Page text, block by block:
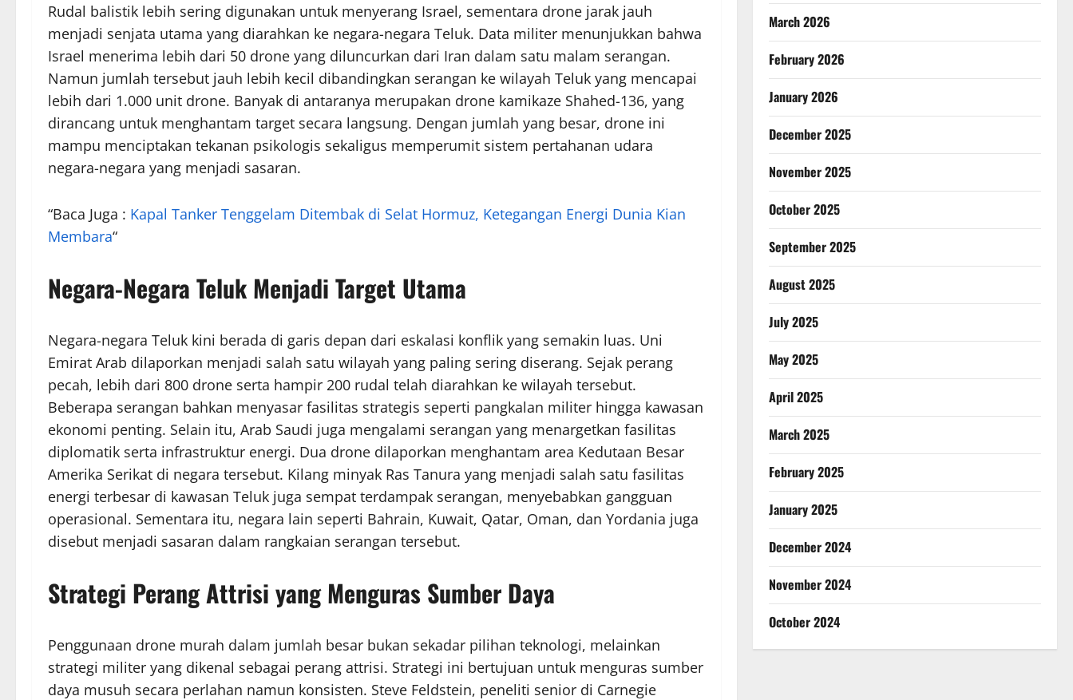
Rudal balistik lebih sering digunakan untuk menyerang Israel, sementara drone jarak jauh
menjadi senjata utama yang diarahkan ke negara-negara Teluk. Data militer menunjukkan bahwa
Israel menerima lebih dari 50 drone yang diluncurkan dari Iran dalam satu malam serangan.
Namun jumlah tersebut jauh lebih kecil dibandingkan serangan ke wilayah Teluk yang mencapai
lebih dari 1.000 unit drone. Banyak di antaranya merupakan drone kamikaze Shahed-136, yang
dirancang untuk menghantam target secara langsung. Dengan jumlah yang besar, drone ini
mampu menciptakan tekanan psikologis sekaligus memperumit sistem pertahanan udara
negara-negara yang menjadi sasaran.
“Baca Juga : Kapal Tanker Tenggelam Ditembak di Selat Hormuz, Ketegangan Energi Dunia Kian
Membara“
Negara-Negara Teluk Menjadi Target Utama
Negara-negara Teluk kini berada di garis depan dari eskalasi konflik yang semakin luas. Uni
Emirat Arab dilaporkan menjadi salah satu wilayah yang paling sering diserang. Sejak perang
pecah, lebih dari 800 drone serta hampir 200 rudal telah diarahkan ke wilayah tersebut.
Beberapa serangan bahkan menyasar fasilitas strategis seperti pangkalan militer hingga kawasan
ekonomi penting. Selain itu, Arab Saudi juga mengalami serangan yang menargetkan fasilitas
diplomatik serta infrastruktur energi. Dua drone dilaporkan menghantam area Kedutaan Besar
Amerika Serikat di negara tersebut. Kilang minyak Ras Tanura yang menjadi salah satu fasilitas
energi terbesar di kawasan Teluk juga sempat terdampak serangan, menyebabkan gangguan
operasional. Sementara itu, negara lain seperti Bahrain, Kuwait, Qatar, Oman, dan Yordania juga
disebut menjadi sasaran dalam rangkaian serangan tersebut.
Strategi Perang Attrisi yang Menguras Sumber Daya
Penggunaan drone murah dalam jumlah besar bukan sekadar pilihan teknologi, melainkan
strategi militer yang dikenal sebagai perang attrisi. Strategi ini bertujuan untuk menguras sumber
daya musuh secara perlahan namun konsisten. Steve Feldstein, peneliti senior di Carnegie
March 2026
February 2026
January 2026
December 2025
November 2025
October 2025
September 2025
August 2025
July 2025
May 2025
April 2025
March 2025
February 2025
January 2025
December 2024
November 2024
October 2024